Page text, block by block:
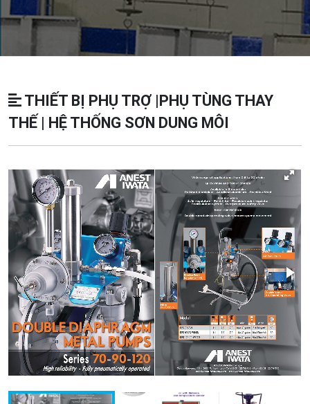
THIẾT BỊ PHỤ TRỢ |PHỤ TÙNG THAY
THẾ | HỆ THỐNG SƠN DUNG MÔI